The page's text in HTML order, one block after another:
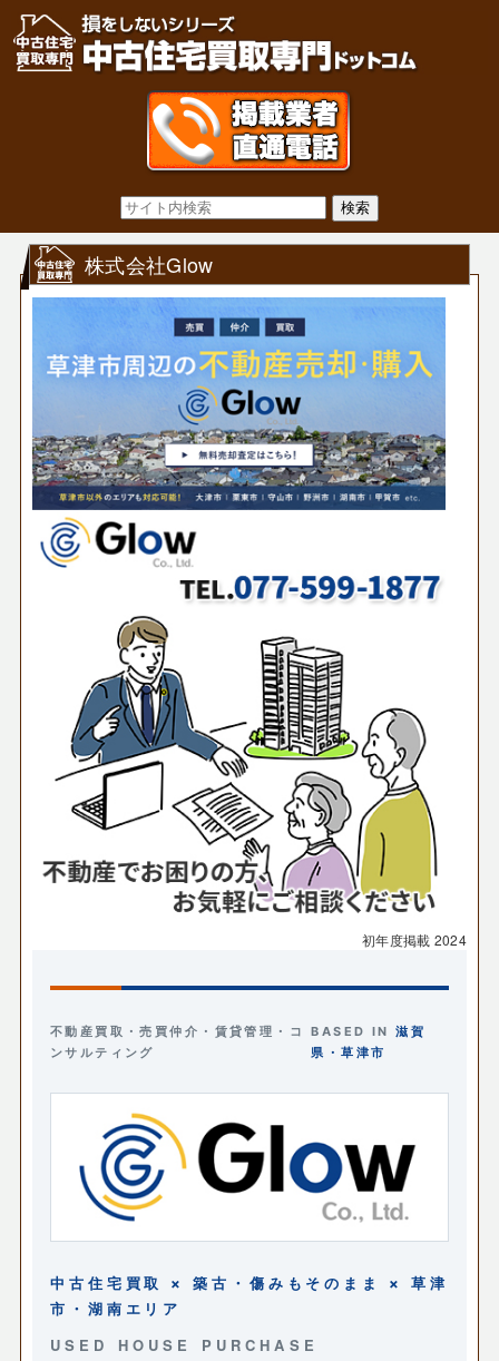
株式会社Glow
初年度掲載 2024
不動産買取・売買仲介・賃貸管理・コ
ンサルティング
BASED IN滋賀
県・草津市
中古住宅買取 × 築古・傷みもそのまま × 草津
市・湖南エリア
USED HOUSE PURCHASE